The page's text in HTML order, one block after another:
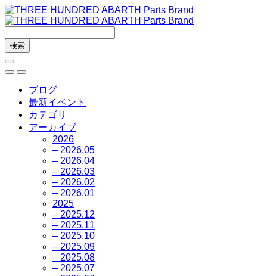
ブログ
最新イベント
カテゴリ
アーカイブ
2026
– 2026.05
– 2026.04
– 2026.03
– 2026.02
– 2026.01
2025
– 2025.12
– 2025.11
– 2025.10
– 2025.09
– 2025.08
– 2025.07